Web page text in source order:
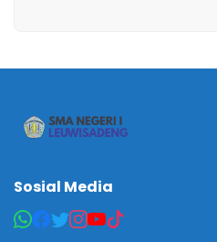
Sosial Media